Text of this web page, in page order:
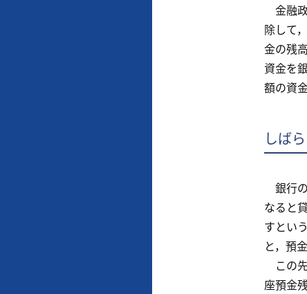
金融
除して
金の残
資金を
額の資
しば
銀行
なると
すとい
と，預
この
座預金